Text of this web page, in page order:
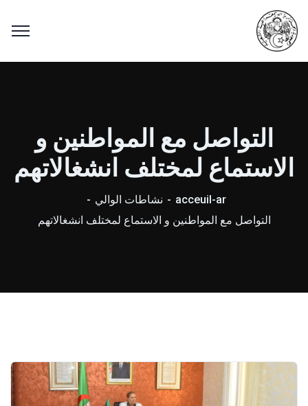
التواصل مع المواطنين و
الاستماع لمختلف انشغالاتهم
acceuil-ar
نشاطات الوالي
التواصل مع المواطنين و الاستماع لمختلف انشغالاتهم